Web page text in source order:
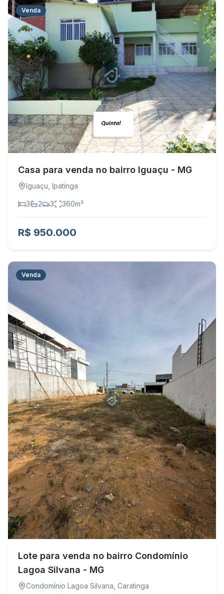
Venda
Casa para venda no bairro Iguaçu - MG
Iguaçu Ipatinga
3 2 3 360m²
R$ 950.000
Venda
Lote para venda no bairro Condomínio
Lagoa Silvana - MG
Condomínio Lagoa Silvana Caratinga